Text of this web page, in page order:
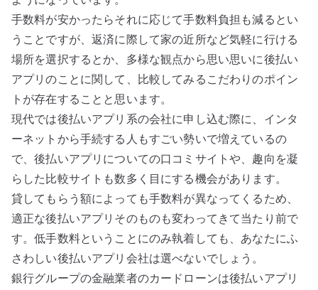
手数料が安かったらそれに応じて手数料負担も減るとい
うことですが、返済に際して家の近所など気軽に行ける
場所を選択するとか、多様な観点から思い思いに後払い
アプリのことに関して、比較してみるこだわりのポイン
トが存在することと思います。
現代では後払いアプリ系の会社に申し込む際に、インタ
ーネットから手続する人もすごい勢いで増えているの
で、後払いアプリについての口コミサイトや、趣向を凝
らした比較サイトも数多く目にする機会があります。
貸してもらう額によっても手数料が異なってくるため、
適正な後払いアプリそのものも変わってきて当たり前で
す。低手数料ということにのみ執着しても、あなたにふ
さわしい後払いアプリ会社は選べないでしょう。
銀行グループの金融業者のカードローンは後払いアプリ